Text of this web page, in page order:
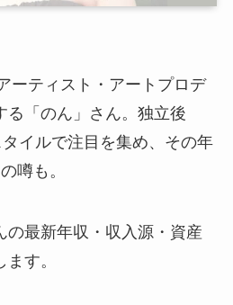
ーティスト・アートプロデ
る「のん」さん。独立後
タイルで注目を集め、その年
噂も。
の最新年収・収入源・資産
す。